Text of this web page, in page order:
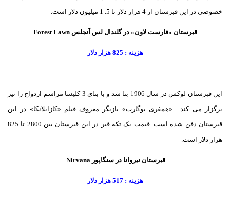
خصوصی در این قبرستان از 4 هزار دلار تا 5. 1 میلیون دلار است.
قبرستان «فارست لاون» در گلندال لس آنجلس Forest Lawn
هزینه : 825 هزار دلار
این قبرستان لوکس در سال 1906 بنا شد و با بنای 3 کلیسا مراسم ازدواج را نیز
برگزار می کند . «همفری بوگارت» بازیگر معروف فیلم «کازابلانکا» در این
قبرستان دفن شده است. قیمت یک تکه قبر در این قبرستان بین 2800 تا 825
هزار دلار است.
قبرستان نیروانا در سنگاپور Nirvana
هزینه : 517 هزار دلار